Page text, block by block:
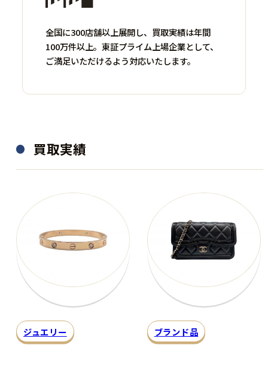
全国に300店舗以上展開し、買取実績は年間
100万件以上。東証プライム上場企業として、
ご満足いただけるよう対応いたします。
買取実績
ジュエリー ブランド品